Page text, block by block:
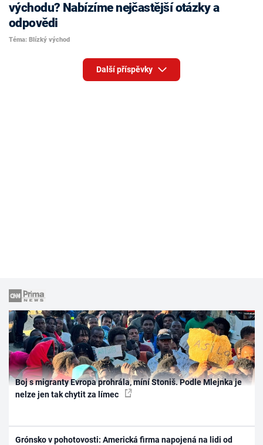
východu? Nabízíme nejčastější otázky a
odpovědi
Téma: Blízký východ
Další příspěvky
Boj s migranty Evropa prohrála, míní Stoniš. Podle Mlejnka je
nelze jen tak chytit za límec
Grónsko v pohotovosti: Americká firma napojená na lidi od